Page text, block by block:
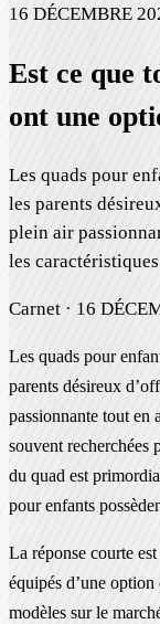
16 DÉCEMBRE
Est ce que
ont une
Les quads pour
les parents
plein air
les
Carnet · 16
Les quads pour
parents désireux
passionnante tout en
souvent recherchées
du quad est
pour enfants
La réponse courte
équipés d’une
modèles sur le